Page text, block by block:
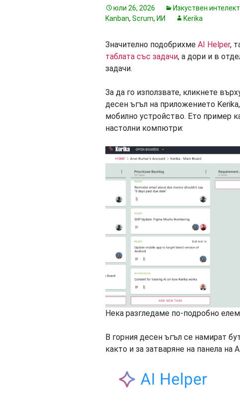
юли 26, 2026 Изкуствен интелект
Kanban, Scrum, ИИ Kerika
Значително подобрихме AI Helper,
таблата със задачи, а дори и в
задачи.
За да го използвате, кликнете
десен ъгъл на приложението
мобилно устройство. Ето пример
настолни компютри:
Нека разгледаме по-подробно
В горния десен ъгъл се намират
както и за затваряне на панела на